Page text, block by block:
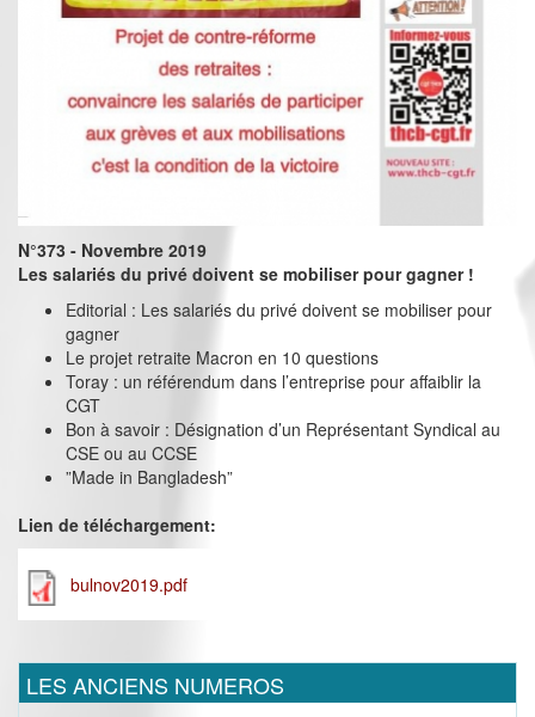
N°373 - Novembre 2019
Les salariés du privé doivent se mobiliser pour gagner !
Editorial : Les salariés du privé doivent se mobiliser pour
gagner
Le projet retraite Macron en 10 questions
Toray : un référendum dans l’entreprise pour affaiblir la
CGT
Bon à savoir : Désignation d’un Représentant Syndical au
CSE ou au CCSE
”Made in Bangladesh”
Lien de téléchargement:
bulnov2019.pdf
LES ANCIENS NUMEROS